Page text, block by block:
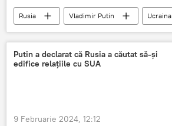
Rusia Vladimir Putin
Ucraina
Rusia
Acordurile de la Minsk
Putin a declarat că Rusia a căutat să-și
edifice relațiile cu SUA
9 Februarie 2024, 12:12